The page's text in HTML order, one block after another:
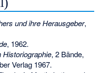
und ihre Herausgeber,
, 1962.
, 2 Bände,
Verlag 1967.